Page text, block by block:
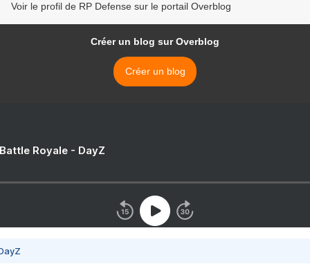
Voir le profil de RP Defense sur le portail Overblog
Créer un blog sur Overblog
Créer un blog
Royale - DayZ